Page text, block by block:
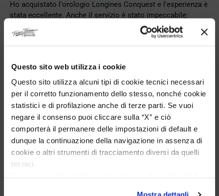
Questo sito web utilizza i cookie
Questo sito utilizza alcuni tipi di cookie tecnici necessari
per il corretto funzionamento dello stesso, nonché cookie
statistici e di profilazione anche di terze parti. Se vuoi
negare il consenso puoi cliccare sulla “X” e ciò
comporterà il permanere delle impostazioni di default e
dunque la continuazione della navigazione in assenza di
cookie o altri strumenti di tracciamento diversi da quelli
tecnici.
Ho acquistato l'orologio Longines Conquest e l'esperienza è
stata eccellente. Anche il servizio è stato impeccabile:
spedizione puntuale, confezione elegante e massima
attenzione al cliente. Consiglio vivamente questo venditore a
esiterei a comprare di nuovo.
Acquirente verificato
6 Giorni Fa
Zum dritten mal dort von Fope Schmuck gekauft. Super
Service, tolle Preise! Ich kann Fabio Ferro ohne Bedenken
weiterempfehlen. Einfach TOPP!!
AGGIUNGI AL CARRELLO UN
GIOIELLO FOPE
E RICEVI UNO